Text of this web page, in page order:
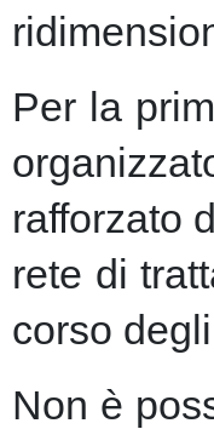
Per la
rafforzato
rete di
corso
Non è